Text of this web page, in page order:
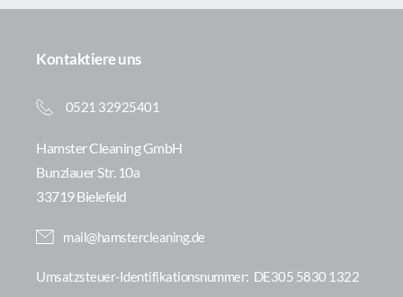
Kontaktiere uns
0521 32925401
Hamster Cleaning GmbH
Bunzlauer Str. 10a
33719 Bielefeld
mail@hamstercleaning.de
Umsatzsteuer-Identifikationsnummer: DE305 5830 1322